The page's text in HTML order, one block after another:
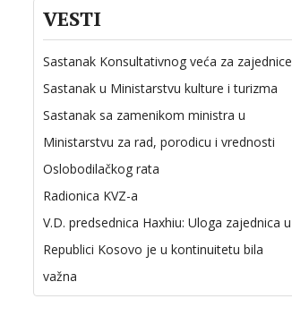
VESTI
Sastanak Konsultativnog veća za zajednice
Sastanak u Ministarstvu kulture i turizma
Sastanak sa zamenikom ministra u
Ministarstvu za rad, porodicu i vrednosti
Oslobodilačkog rata
Radionica KVZ-a
V.D. predsednica Haxhiu: Uloga zajednica u
Republici Kosovo je u kontinuitetu bila
važna